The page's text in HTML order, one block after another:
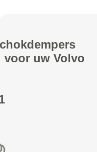
voor uw Volvo